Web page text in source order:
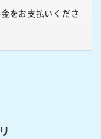
をお支払いくださ